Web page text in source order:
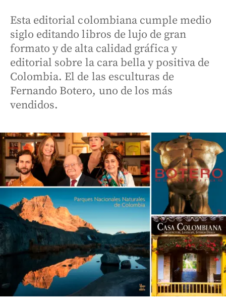
Esta editorial colombiana cumple medio
siglo editando libros de lujo de gran
formato y de alta calidad gráfica y
editorial sobre la cara bella y positiva de
Colombia. El de las esculturas de
Fernando Botero, uno de los más
vendidos.